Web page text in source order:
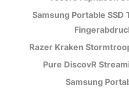
Samsung Portable SSD
Razer Kraken
Pure DiscovR
Samsung